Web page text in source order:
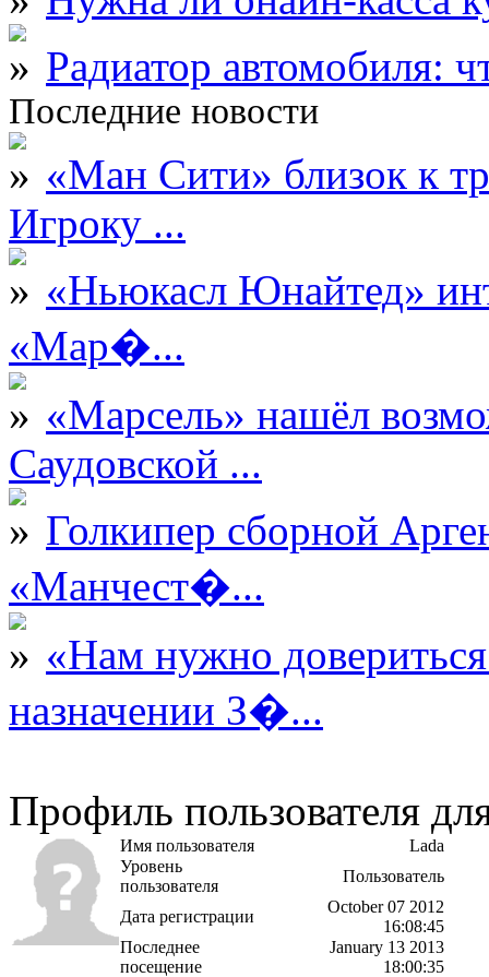
Радиатор автомобиля:
Последние новости
«Ман Сити» близок к
Игроку ...
«Ньюкасл Юнайтед»
«Мар�...
«Марсель» нашёл
Саудовской ...
Голкипер сборной
«Манчест�...
«Нам нужно
назначении З�...
Профиль пользователя
Имя пользователя
Lada
Уровень
пользователя
Пользователь
Дата регистрации
October 07 2012
16:08:45
Последнее
посещение
January 13 2013
18:00:35